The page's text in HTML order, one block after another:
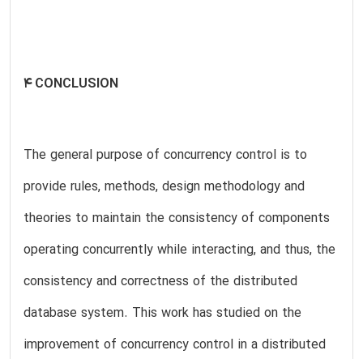
4 CONCLUSION
The general purpose of concurrency control is to
provide rules, methods, design methodology and
theories to maintain the consistency of components
operating concurrently while interacting, and thus, the
consistency and correctness of the distributed
database system. This work has studied on the
improvement of concurrency control in a distributed